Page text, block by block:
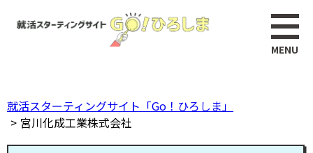
で
す。
就活スターティングサイト「Go！ひろしま」
宮川化成工業株式会社